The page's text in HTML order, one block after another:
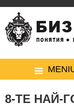
8-ТЕ НАЙ-